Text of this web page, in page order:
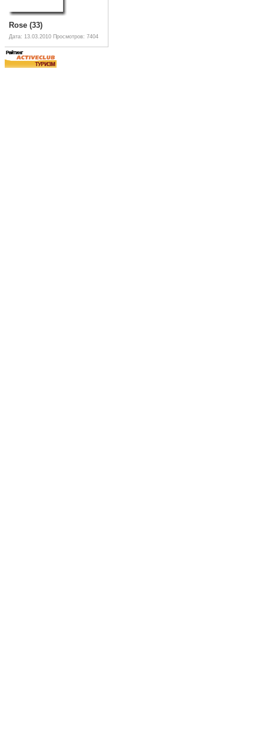
Rose (33)
Дата: 13.03.2010 Просмотров: 7404